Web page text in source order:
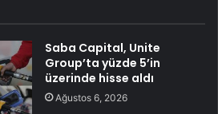
Saba Capital, Unite
Group’ta yüzde 5’in
üzerinde hisse aldı
Ağustos 6, 2026